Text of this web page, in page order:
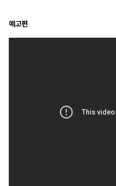
예고편